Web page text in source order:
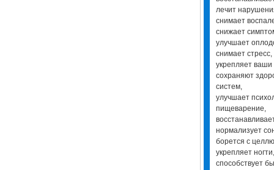
лечит
снимает
снижает
улучшает
снимает стресс,
укрепляет
сохраняют
систем,
улучшает
пищеварение,
нормализует
борется с
укрепляет
способствует